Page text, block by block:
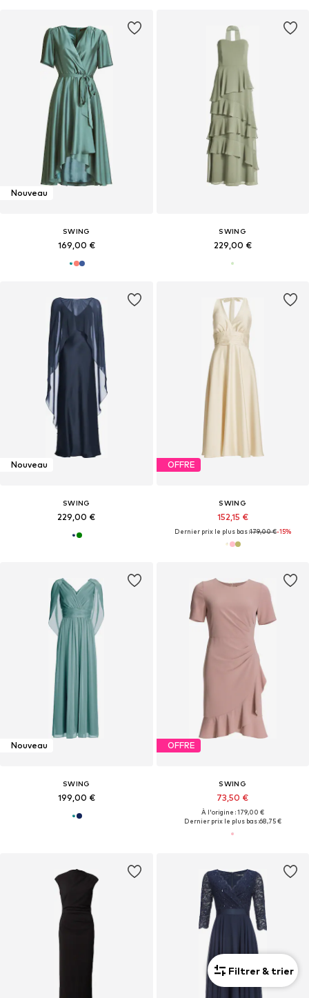
Nouveau
SWING
169,00 €
SWING
229,00 €
Nouveau
SWING
229,00 €
OFFRE
SWING
152,15 €
Dernier prix le plus bas :179,00 €-15%
Nouveau
SWING
199,00 €
OFFRE
SWING
73,50 €
À l'origine : 179,00 €
Dernier prix le plus bas :68,75 €
Filtrer & trier